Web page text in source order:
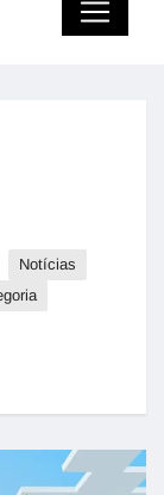
Notícias